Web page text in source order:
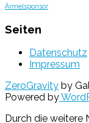
Ärmelsponsor
Seiten
Datenschutz
Impressum
ZeroGravity by
Powered by
Durch die weitere